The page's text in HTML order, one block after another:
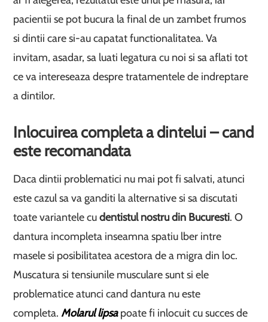
pacientii se pot bucura la final de un zambet frumos
si dintii care si-au capatat functionalitatea. Va
invitam, asadar, sa luati legatura cu noi si sa aflati tot
ce va intereseaza despre tratamentele de indreptare
a dintilor.
Inlocuirea completa a dintelui – cand
este recomandata
Daca dintii problematici nu mai pot fi salvati, atunci
este cazul sa va ganditi la alternative si sa discutati
toate variantele cudentistul nostru din Bucuresti. O
dantura incompleta inseamna spatiu lber intre
masele si posibilitatea acestora de a migra din loc.
Muscatura si tensiunile musculare sunt si ele
problematice atunci cand dantura nu este
completa.Molarul lipsapoate fi inlocuit cu succes de